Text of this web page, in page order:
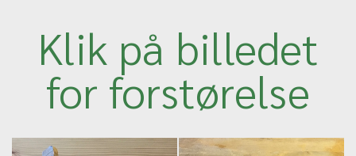
Klik på billedet
for forstørelse